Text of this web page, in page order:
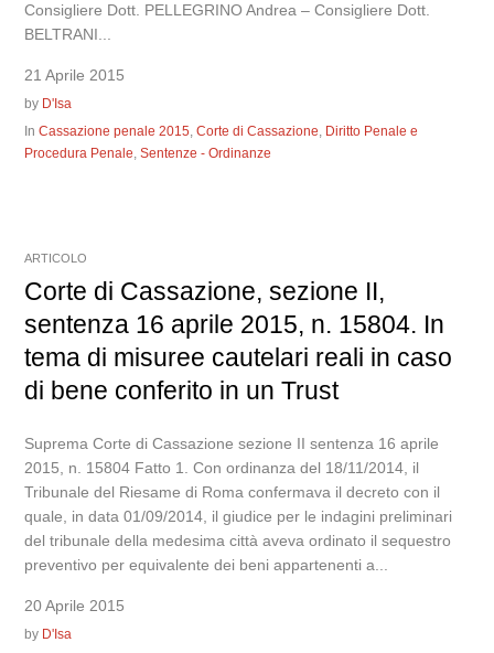
Consigliere Dott. PELLEGRINO Andrea – Consigliere Dott.
BELTRANI...
21 Aprile 2015
by D'Isa
InCassazione penale 2015,Corte di Cassazione, Diritto Penale e
Procedura Penale,Sentenze - Ordinanze
ARTICOLO
Corte di Cassazione, sezione II,
sentenza 16 aprile 2015, n. 15804. In
tema di misuree cautelari reali in caso
di bene conferito in un Trust
Suprema Corte di Cassazione sezione II sentenza 16 aprile
2015, n. 15804 Fatto 1. Con ordinanza del 18/11/2014, il
Tribunale del Riesame di Roma confermava il decreto con il
quale, in data 01/09/2014, il giudice per le indagini preliminari
del tribunale della medesima città aveva ordinato il sequestro
preventivo per equivalente dei beni appartenenti a...
20 Aprile 2015
by D'Isa